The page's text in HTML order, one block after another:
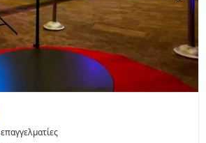
επαγγελματίες